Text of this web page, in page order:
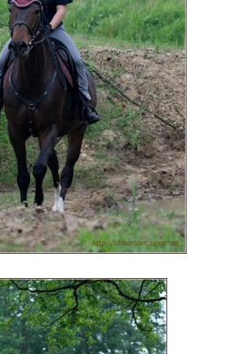
© 2026 eStránky.cz